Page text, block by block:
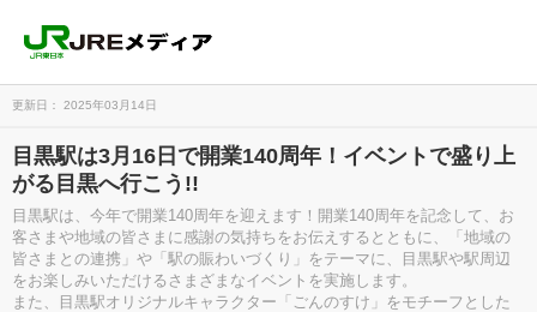
更新日： 2025年03月14日
目黒駅は3月16日で開業140周年！イベントで盛り上
がる目黒へ行こう!!
目黒駅は、今年で開業140周年を迎えます！開業140周年を記念して、お
客さまや地域の皆さまに感謝の気持ちをお伝えするとともに、「地域の
皆さまとの連携」や「駅の賑わいづくり」をテーマに、目黒駅や駅周辺
をお楽しみいただけるさまざまなイベントを実施します。
また、目黒駅オリジナルキャラクター「ごんのすけ」をモチーフとした